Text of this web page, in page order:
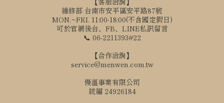
維修部 台南市安平區安平路87號
MON.~FRI. 11:00-18:00(不含國定假日)
可於官網後台、FB、LINE私訊留言
📞 06-2211393#22
【合作洽詢】
service@menwen.com.tw
慢溫事業有限公司
統編 24926184